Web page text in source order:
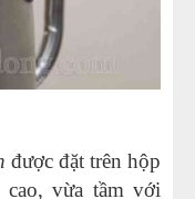
được đặt trên hộp
vừa tầm với